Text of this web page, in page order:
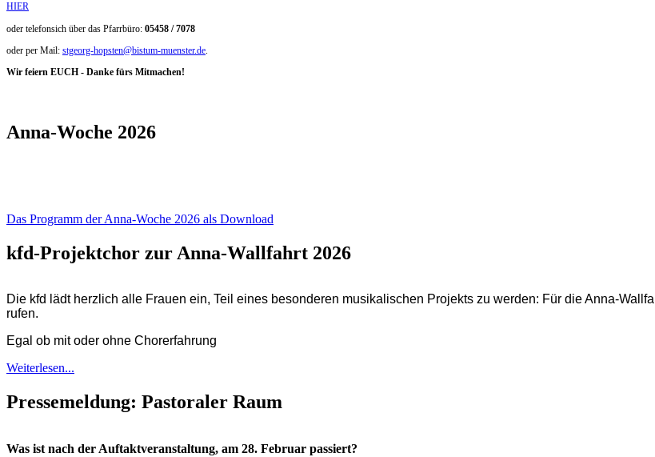
HIER
oder telefonsich über das Pfarrbüro: 05458 / 7078
oder per Mail: stgeorg-hopsten@bistum-muenster.de
Wir feiern EUCH - Danke fürs Mitmachen!
Anna-Woche 2026
Das Programm der Anna-Woche 2026 als Download
kfd-Projektchor zur Anna-Wallfahrt 2026
Die kfd lädt herzlich alle Frauen ein, Teil eines besonderen musikalischen Projekts zu werden: Für die Anna-
rufen.
Egal ob mit oder ohne Chorerfahrung
Weiterlesen...
Pressemeldung: Pastoraler Raum
Was ist nach der Auftaktveranstaltung, am 28. Februar passiert?